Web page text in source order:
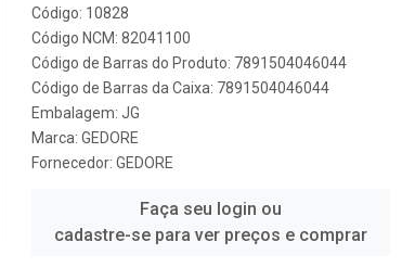
Código: 10828
Código NCM: 82041100
Código de Barras do Produto: 7891504046044
Código de Barras da Caixa: 7891504046044
Embalagem: JG
Marca: GEDORE
Fornecedor: GEDORE
Faça seu login ou
cadastre-se para ver preços e comprar